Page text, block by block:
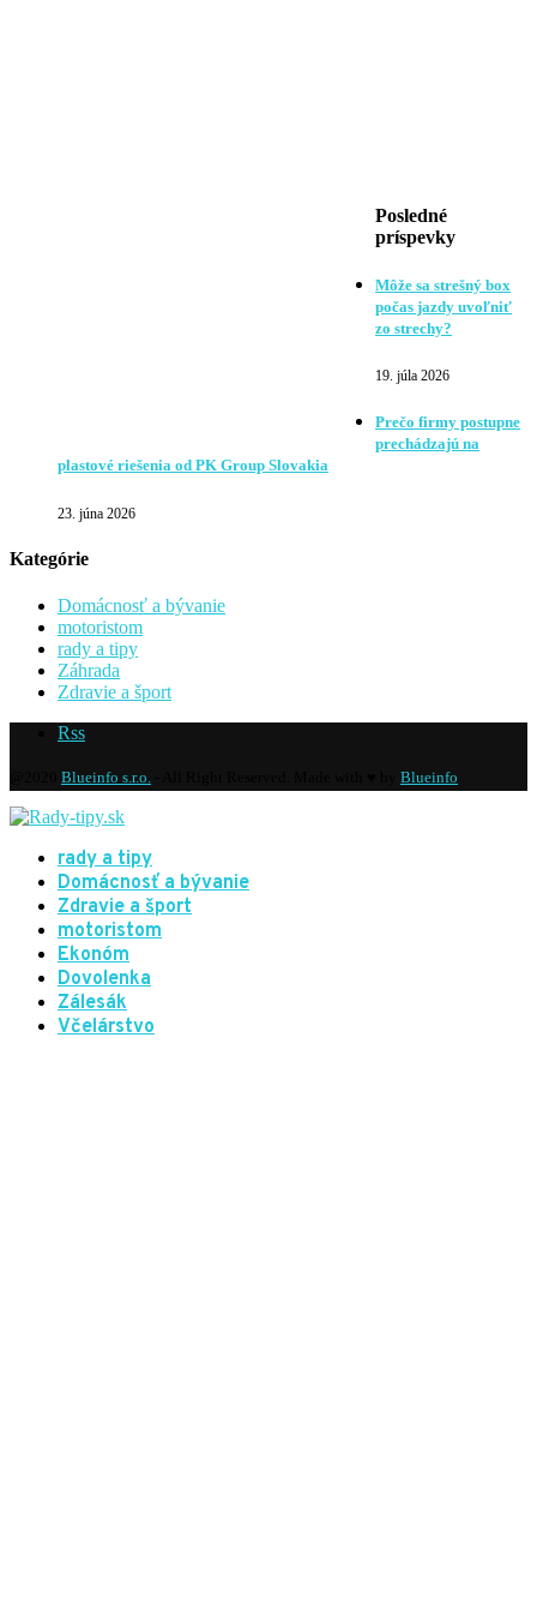
Posledné
príspevky
Môže sa strešný box
počas jazdy uvoľniť
zo strechy?
19. júla 2026
Prečo firmy postupne
prechádzajú na
plastové riešenia od PK Group Slovakia
23. júna 2026
Kategórie
Domácnosť a bývanie
motoristom
rady a tipy
Záhrada
Zdravie a šport
Rss
Blueinfo s.r.o. Blueinfo
rady a tipy
Domácnosť a bývanie
Zdravie a šport
motoristom
Ekonóm
Dovolenka
Zálesák
Včelárstvo